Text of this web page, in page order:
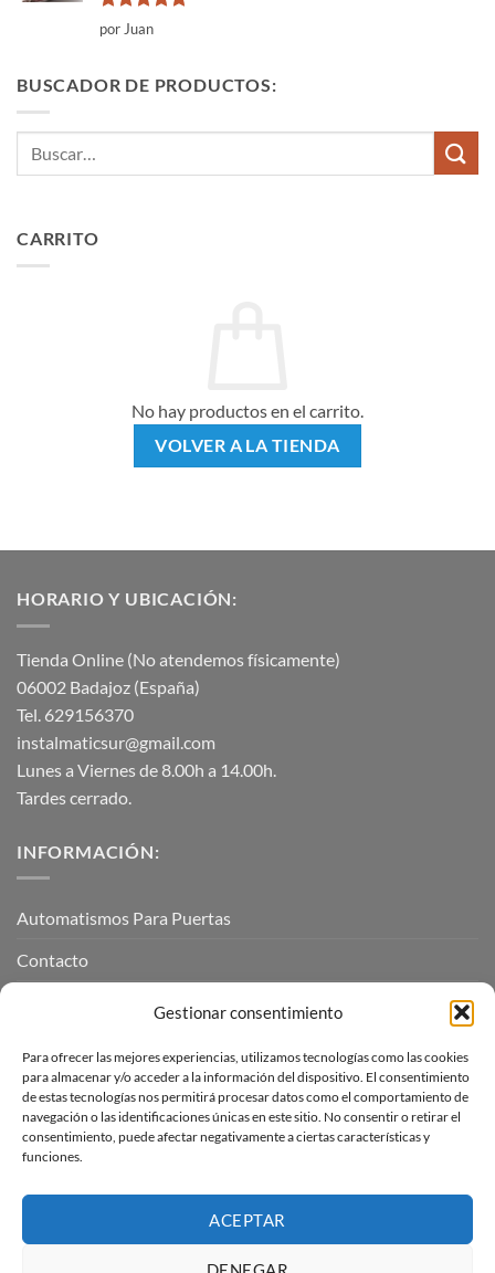
Gestionar consentimiento
Para ofrecer las mejores experiencias, utilizamos tecnologías como las cookies
para almacenar y/o acceder a la información del dispositivo. El consentimiento
de estas tecnologías nos permitirá procesar datos como el comportamiento de
navegación o las identificaciones únicas en este sitio. No consentir o retirar el
consentimiento, puede afectar negativamente a ciertas características y
funciones.
ACEPTAR
Valorado
con
por Juan
BUSCADOR DE PRODUCTOS:
CARRITO
No hay productos en el carrito.
VOLVER A LA TIENDA
HORARIO Y UBICACIÓN:
Tienda Online (No atendemos físicamente)
06002 Badajoz (España)
Tel. 629156370
instalmaticsur@gmail.com
Lunes a Viernes de 8.00h a 14.00h.
Tardes cerrado.
INFORMACIÓN:
Automatismos Para Puertas
Contacto
INFORMACIÓN LEGAL
Aviso Legal